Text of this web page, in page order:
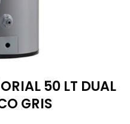
50 LT DUAL
GRIS